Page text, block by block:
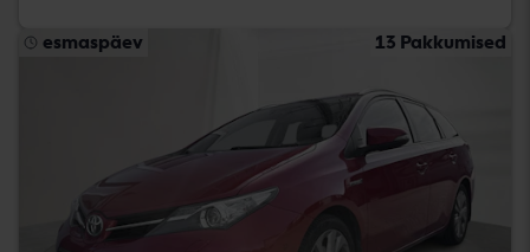
esmaspäev 13 Pakkumised